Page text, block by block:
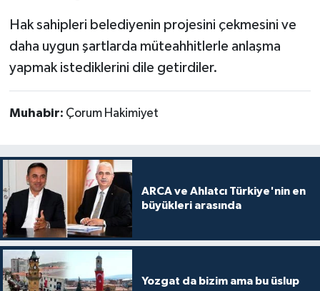
Hak sahipleri belediyenin projesini çekmesini ve
daha uygun şartlarda müteahhitlerle anlaşma
yapmak istediklerini dile getirdiler.
Muhabir: Çorum Hakimiyet
ARCA ve Ahlatcı Türkiye'nin en
büyükleri arasında
Yozgat da bizim ama bu üslup